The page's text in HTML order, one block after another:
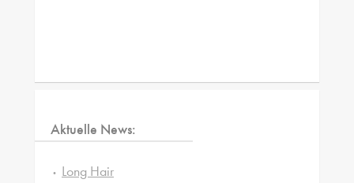
Aktuelle News:
Long Hair